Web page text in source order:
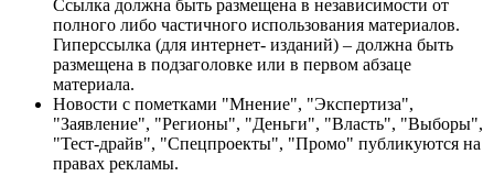
Ссылка должна быть размещена в независимости от
полного либо частичного использования материалов.
Гиперссылка (для интернет- изданий) – должна быть
размещена в подзаголовке или в первом абзаце
материала.
Новости с пометками "Мнение", "Экспертиза",
"Заявление", "Регионы", "Деньги", "Власть", "Выборы",
"Тест-драйв", "Спецпроекты", "Промо" публикуются на
правах рекламы.